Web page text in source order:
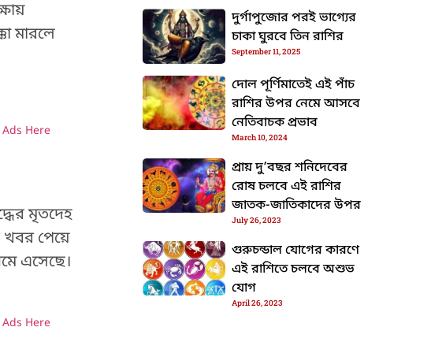
মারলে
Here
HTML / JS Code
মৃতদেহ
খবর পেয়ে
এসেছে।
Here
দুর্গাপুজোর পরই ভাগ্যের
চাকা ঘুরবে তিন রাশির
September 11, 2025
দোল পূর্ণিমাতেই এই পাঁচ
রাশির উপর নেমে আসবে
নেতিবাচক প্রভাব
March 10, 2024
প্রায় দু’বছর শনিদেবের
রোষ চলবে এই রাশির
জাতক-জাতিকাদের উপর
July 26, 2023
গুরুচন্ডাল যোগের কারণে
এই রাশিতে চলবে অশুভ
যোগ
April 26, 2023